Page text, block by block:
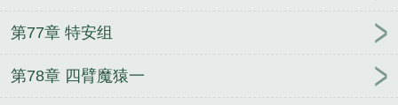
第77章 特安组
第78章 四臂魔猿一